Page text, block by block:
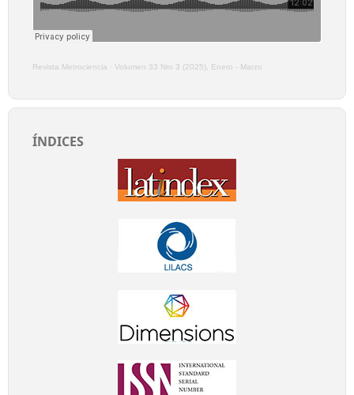
Revista Metrociencia · Volumen 33 Nro 3 (2025), Enero - Marzo
ÍNDICES